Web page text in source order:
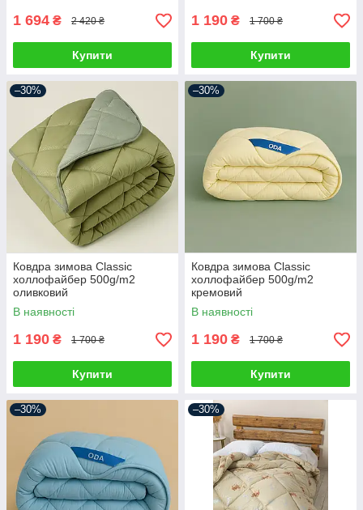
1 694 ₴ 2 420 ₴
Купити
1 190 ₴ 1 700 ₴
Купити
–30%
Ковдра зимова Classic
холлофайбер 500g/m2
оливковий
В наявності
1 190 ₴ 1 700 ₴
Купити
–30%
Ковдра зимова Classic
холлофайбер 500g/m2
кремовий
В наявності
1 190 ₴ 1 700 ₴
Купити
–30% –30%